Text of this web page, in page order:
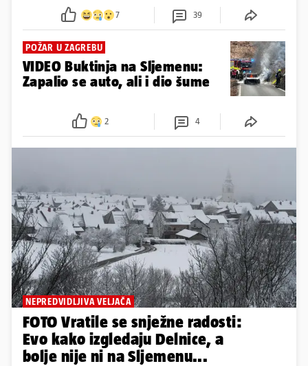
7 39
POŽAR U ZAGREBU
VIDEO Buktinja na Sljemenu:
Zapalio se auto, ali i dio šume
2 4
NEPREDVIDLJIVA VELJAČA
FOTO Vratile se snježne radosti:
Evo kako izgledaju Delnice, a
bolje nije ni na Sljemenu...